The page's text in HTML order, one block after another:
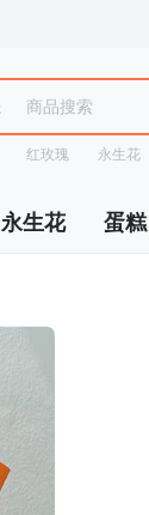
红玫瑰 永生花
永生花 蛋糕